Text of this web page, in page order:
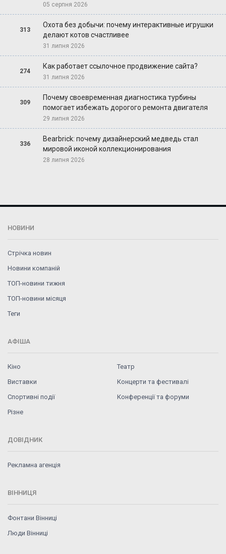
05 серпня 2026
313
Охота без добычи: почему интерактивные игрушки
делают котов счастливее
31 липня 2026
274
Как работает ссылочное продвижение сайта?
31 липня 2026
309
Почему своевременная диагностика турбины
помогает избежать дорогого ремонта двигателя
29 липня 2026
336
Bearbrick: почему дизайнерский медведь стал
мировой иконой коллекционирования
28 липня 2026
НОВИНИ
Стрічка новин
Новини компаній
ТОП-новини тижня
ТОП-новини місяця
Теги
АФІША
Кіно
Театр
Виставки
Концерти та фестивалі
Спортивні події
Конференції та форуми
Різне
ДОВІДНИК
Рекламна агенція
ВІННИЦЯ
Фонтани Вінниці
Люди Вінниці